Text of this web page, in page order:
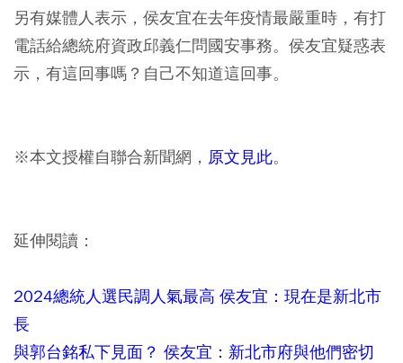
另有媒體人表示，侯友宜在去年疫情最嚴重時，有打
電話給總統府資政邱義仁問國安事務。侯友宜疑惑表
示，有這回事嗎？自己不知道這回事。
※本文授權自聯合新聞網， 原文見此。
延伸閱讀：
2024總統人選民調人氣最高 侯友宜：現在是新北市
長
與郭台銘私下見面？ 侯友宜：新北市府與他們密切